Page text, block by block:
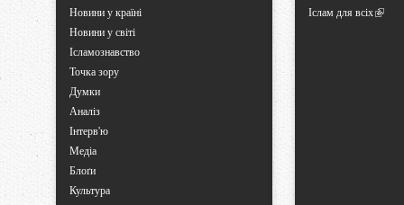
Новини у країні
Новини у світі
Ісламознавство
Точка зору
Думки
Аналіз
Інтерв'ю
Медіа
Блоґи
Культура
Іслам для всіх